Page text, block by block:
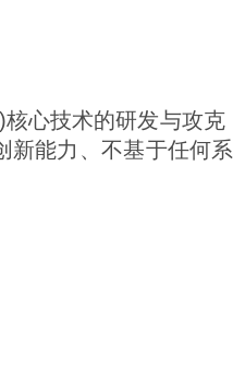
心技术的研发与攻克
能力、不基于任何